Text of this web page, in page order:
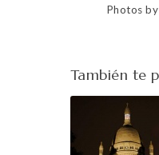
Photos by
También te